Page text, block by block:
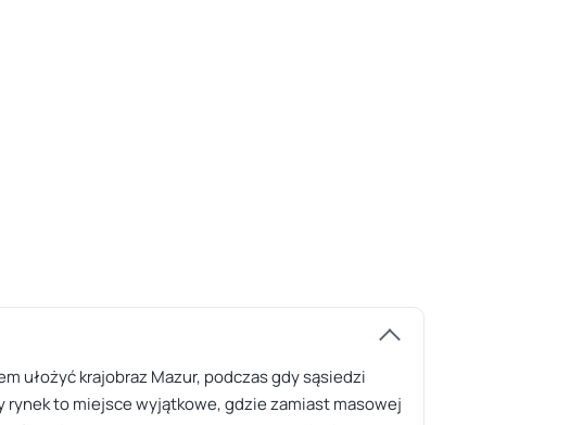
ułożyć krajobraz Mazur, podczas gdy sąsiedzi
to miejsce wyjątkowe, gdzie zamiast masowej